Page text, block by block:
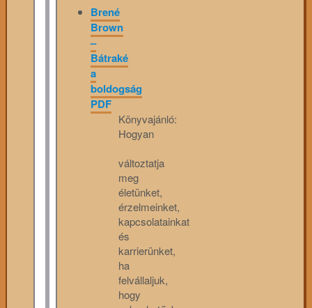
Brené
Brown
–
Bátraké
a
boldogság
PDF
Könyvajánló:
Hogyan
változtatja
meg
életünket,
érzelmeinket,
kapcsolatainkat
és
karrierünket,
ha
felvállaljuk,
hogy